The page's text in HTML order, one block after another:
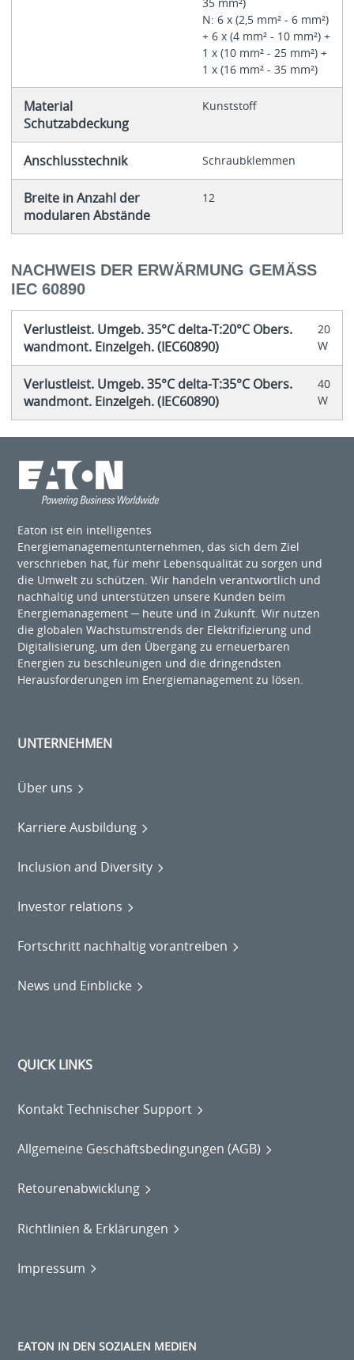
N: 6 x (2,5 mm² - 6 mm²)
+ 6 x (4 mm² - 10 mm²) +
1 x (10 mm² - 25 mm²) +
1 x (16 mm² - 35 mm²)
Material
Schutzabdeckung
Kunststoff
Anschlusstechnik Schraub­­klemmen
Breite in Anzahl der
modularen Abstände
12
NACHWEIS DER ERWÄRMUNG GEMÄSS I
EC 60890
Verlustleist. Umgeb. 35°C delta-T:20°C Obers.
wandmont. Einzelgeh. (IEC60890)
20
W
Verlustleist. Umgeb. 35°C delta-T:35°C Obers.
wandmont. Einzelgeh. (IEC60890)
40
W
Eaton ist ein intelligentes
Energiemanagementunternehmen, das sich dem Ziel
verschrieben hat, für mehr Lebensqualität zu sorgen und
die Umwelt zu schützen. Wir handeln verantwortlich und
nachhaltig und unterstützen unsere Kunden beim
Energiemanagement ─ heute und in Zukunft. Wir nutzen
die globalen Wachstumstrends der Elektrifizierung und
Digitalisierung, um den Übergang zu erneuerbaren
Energien zu beschleunigen und die dringendsten
Herausforderungen im Energiemanagement zu lösen.
UNTERNEHMEN
Über uns
Karriere Ausbildung
Inclusion and Diversity
Investor relations
Fortschritt nachhaltig vorantreiben
News und Einblicke
QUICK LINKS
Kontakt Technischer Support
Allgemeine Geschäftsbedingungen (AGB)
Retourenabwicklung
Richtlinien & Erklärungen
Impressum
EATON IN DEN SOZIALEN MEDIEN